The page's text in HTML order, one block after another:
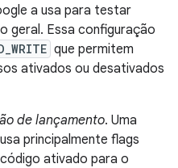
a usa para testar
geral. Essa configuração
que permitem
ativados ou desativados
de lançamento. Uma
principalmente flags
ativado para o